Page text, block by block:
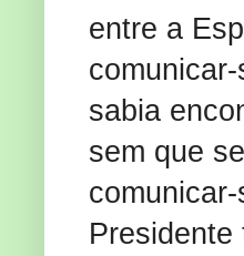
entre a
sabia
sem que